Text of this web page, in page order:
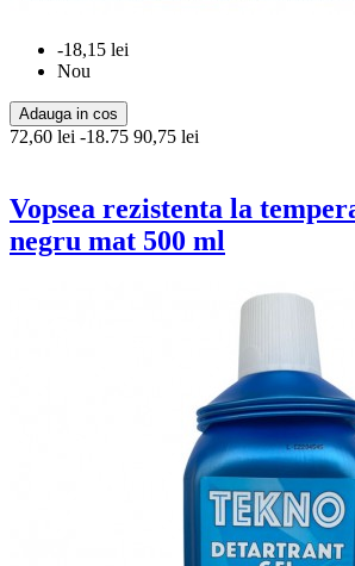
-18,15 lei
Nou
Adauga in cos
72,60 lei -18.75 90,75 lei
Vopsea rezistenta la
negru mat 500 ml